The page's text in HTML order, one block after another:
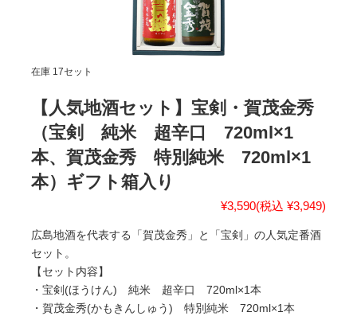
在庫 17セット
【人気地酒セット】宝剣・賀茂金秀
（宝剣 純米 超辛口 720ml×1
本、賀茂金秀 特別純米 720ml×1
本）ギフト箱入り
¥3,590(税込 ¥3,949)
広島地酒を代表する「賀茂金秀」と「宝剣」の人気定番酒
セット。
【セット内容】
・宝剣(ほうけん) 純米 超辛口 720ml×1本
・賀茂金秀(かもきんしゅう) 特別純米 720ml×1本